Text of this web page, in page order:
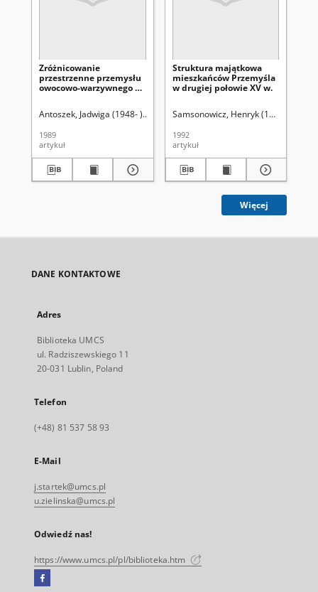
Zróżnicowanie
przestrzenne przemysłu
owocowo-warzywnego w
Antoszek, Jadwiga (1948- )
Świć, Halina Uniwersytet Marii Curie-
1989
artykuł
Struktura majątkowa
mieszkańców Przemyśla
w drugiej połowie XV w.
Samsonowicz, Henryk (1930- )
1992
artykuł
Więcej
DANE KONTAKTOWE
Adres
Biblioteka UMCS
ul. Radziszewskiego 11
20-031 Lublin, Poland
Telefon
(+48) 81 537 58 93
E-Mail
j.startek@umcs.pl
u.zielinska@umcs.pl
Odwiedź nas!
https://www.umcs.pl/pl/biblioteka.htm
Facebook